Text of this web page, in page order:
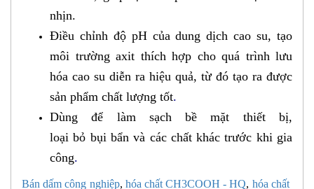
nhịn.
Điều chỉnh độ pH của dung dịch cao su, tạo
môi trường axit thích hợp cho quá trình lưu
hóa cao su diễn ra hiệu quả, từ đó tạo ra được
sản phẩm chất lượng tốt.
Dùng để làm sạchbề mặt thiết bị,
loại bỏ bụi bẩn và các chất khác trước khi gia
công.
Bán dấm công nghi​ệp, hóa chất CH3COOH - HQ, hóa chất ​